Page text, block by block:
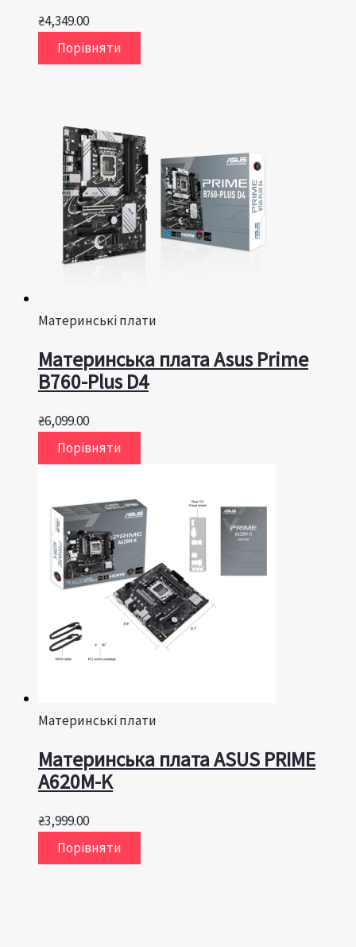
₴4,349.00
Порівняти
Материнські плати
Материнська плата Asus Prime
B760-Plus D4
₴6,099.00
Порівняти
Материнські плати
Материнська плата ASUS PRIME
A620M-K
₴3,999.00
Порівняти